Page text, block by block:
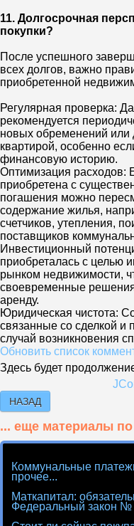
11. Долгосрочная
покупки?
После успешного
всех долгов, важно
приобретенной
Регулярная проверка:
рекомендуется
новых обременений или
квартирой, особенно
финансовую историю.
Оптимизация расходов:
приобретена с
погашения можно
содержание жилья,
счетчиков, утепления,
поставщиков
Инвестиционный
приобреталась с целью
рынком недвижимости,
своевременные
аренду.
Юридическая чистота:
связанные со сделкой и
случай возникновения
Обновить список
Здесь будет
НАЗАД
... еще материалы по
Коммунальные
прочее...
Маткапитал:
Федеральный закон